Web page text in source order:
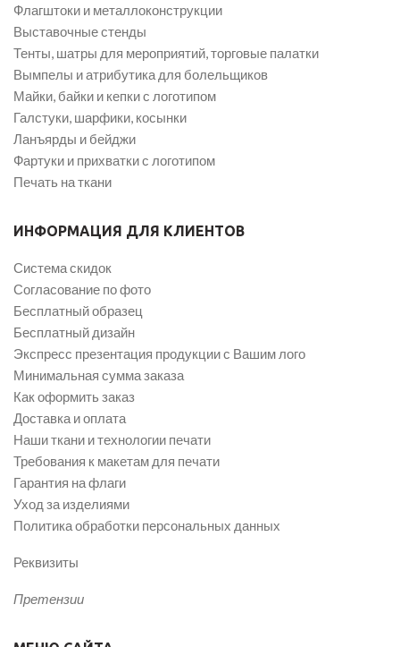
Флагштоки и металлоконструкции
Выставочные стенды
Тенты, шатры для мероприятий, торговые палатки
Вымпелы и атрибутика для болельщиков
Майки, байки и кепки с логотипом
Галстуки, шарфики, косынки
Ланъярды и бейджи
Фартуки и прихватки с логотипом
Печать на ткани
ИНФОРМАЦИЯ ДЛЯ КЛИЕНТОВ
Система скидок
Согласование по фото
Бесплатный образец
Бесплатный дизайн
Экспресс презентация продукции с Вашим лого
Минимальная сумма заказа
Как оформить заказ
Доставка и оплата
Наши ткани и технологии печати
Требования к макетам для печати
Гарантия на флаги
Уход за изделиями
Политика обработки персональных данных
Реквизиты
Претензии